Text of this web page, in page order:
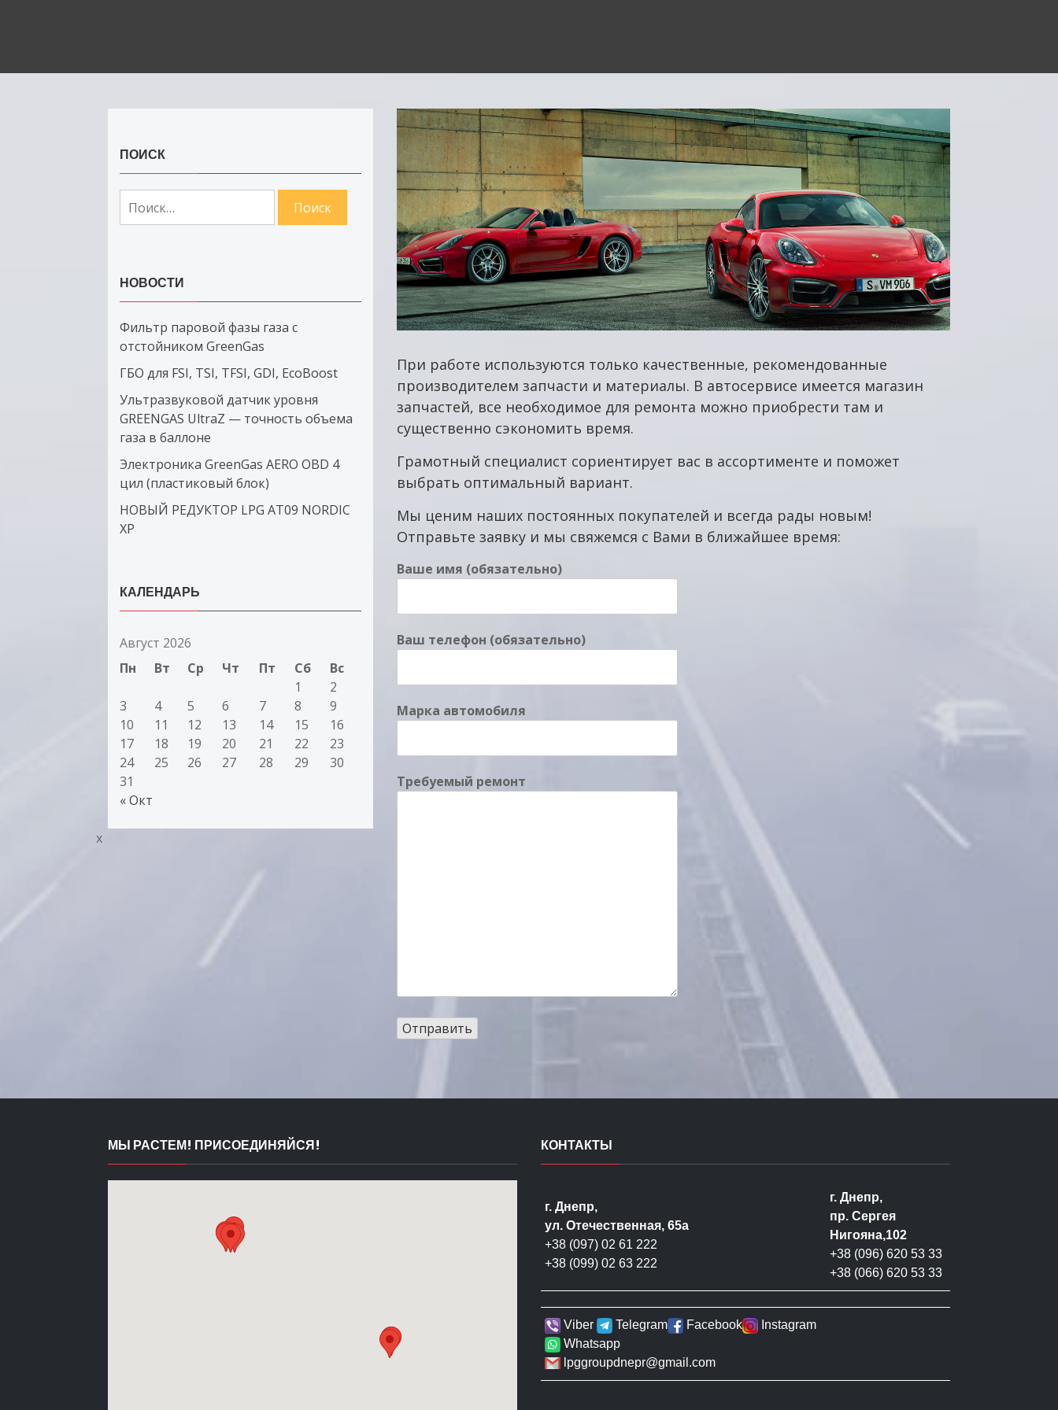
При работе используются только качественные, рекомендованные
производителем запчасти и материалы. В автосервисе имеется магазин
запчастей, все необходимое для ремонта можно приобрести там и
существенно сэкономить время.
Грамотный специалист сориентирует вас в ассортименте и поможет
выбрать оптимальный вариант.
Мы ценим наших постоянных покупателей и всегда рады новым!
Отправьте заявку и мы свяжемся с Вами в ближайшее время:
Ваше имя (обязательно)
Ваш телефон (обязательно)
Марка автомобиля
Требуемый ремонт
ПОИСК
Найти:
НОВОСТИ
Фильтр паровой фазы газа с
отстойником GreenGas
ГБО для FSI, TSI, TFSI, GDI, EcoBoost
Ультразвуковой датчик уровня
GREENGAS UltraZ — точность объема
газа в баллоне
Электроника GreenGas AERO OBD 4
цил (пластиковый блок)
НОВЫЙ РЕДУКТОР LPG AT09 NORDIC
XP
КАЛЕНДАРЬ
Август 2026
Пн
Вт Ср Чт Пт Сб Вс
« Окт
1
2
3
4 5 6 7 8
9
10
11 12 13 14 15
16
17
18 19 20 21 22
23
24
25 26 27 28 29
30
31
x
МЫ РАСТЕМ! ПРИСОЕДИНЯЙСЯ! КОНТАКТЫ
г. Днепр,
ул. Отечественная, 65а
+38 (097) 02 61 222
+38 (099) 02 63 222
г. Днепр,
пр. Сергея
Нигояна,102
+38 (096) 620 53 33
+38 (066) 620 53 33
Viber Telegram Facebook
Instagram
Whatsapp
lpggroupdnepr@gmail.com